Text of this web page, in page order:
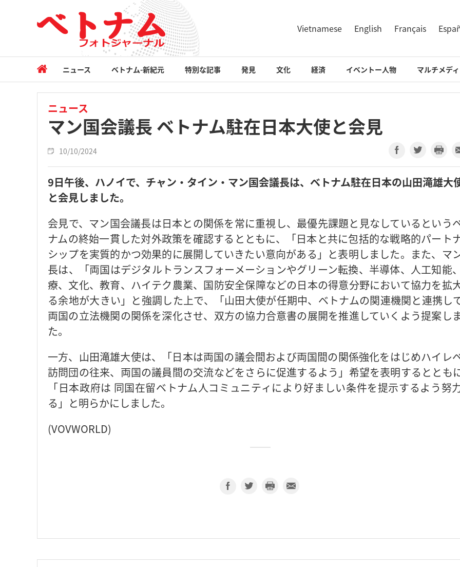
Vietnamese English Français
ニュース ベトナム-新紀元 特別な記事 発見 文化 経済 イベントー人物 マルチメデ
ニュース
マン国会議長 ベトナム駐在日本大使と会見
10/10/2024
9日午後、ハノイで、チャン・タイン・マン国会議長は、ベトナム駐在日本の山田滝雄大
と会見しました。
会見で、マン国会議長は日本との関係を常に重視し、最優先課題と見なしているという
ナムの終始一貫した対外政策を確認するとともに、「日本と共に包括的な戦略的パート
シップを実質的かつ効果的に展開していきたい意向がある」と表明しました。また、マ
長は、「両国はデジタルトランスフォーメーションやグリーン転換、半導体、人工知能
療、文化、教育、ハイテク農業、国防安全保障などの日本の得意分野において協力を拡
る余地が大きい」と強調した上で、「山田大使が任期中、ベトナムの関連機関と連携し
両国の立法機関の関係を深化させ、双方の協力合意書の展開を推進していくよう提案し
た。
一方、山田滝雄大使は、「日本は両国の議会間および両国間の関係強化をはじめハイレ
訪問団の往来、両国の議員間の交流などをさらに促進するよう」希望を表明するととも
「日本政府は 同国在留ベトナム人コミュニティにより好ましい条件を提示するよう努
る」と明らかにしました。
(VOVWORLD)